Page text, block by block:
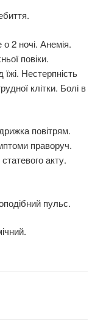
о 2 ночі. Анемія.
повіки.
Нестерпність
клітки. Болі в
повітрям.
праворуч.
акту.
пульс.